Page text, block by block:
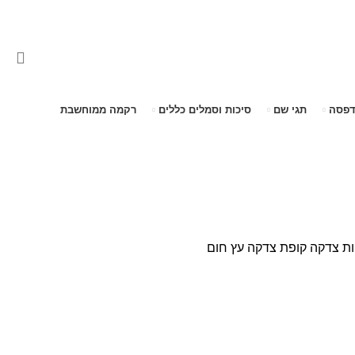
תגי שם סיכות וסמלים כללים רקמה ממוחשבת
צדקה קופת צדקה עץ חום